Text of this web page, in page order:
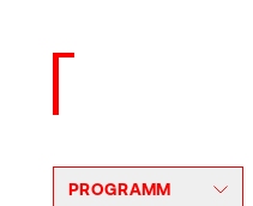
Zurück zur Startseite
PROGRAMM